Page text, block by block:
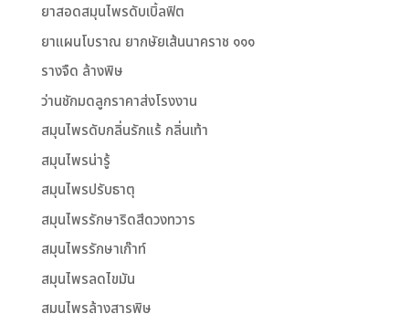
ยาสอดสมุนไพรดับเบิ้ลฟิต
ยาแผนโบราณ ยากษัยเส้นนาคราช ๑๑๑
รางจืด ล้างพิษ
ว่านชักมดลูกราคาส่งโรงงาน
สมุนไพรดับกลิ่นรักแร้ กลิ่นเท้า
สมุนไพรน่ารู้
สมุนไพรปรับธาตุ
สมุนไพรรักษาริดสีดวงทวาร
สมุนไพรรักษาเก๊าท์
สมุนไพรลดไขมัน
สมุนไพรล้างสารพิษ